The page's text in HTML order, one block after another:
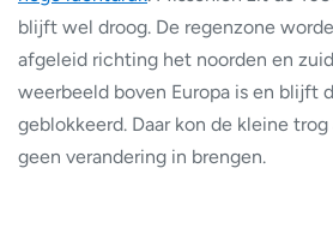
blijft wel droog. De regenzone
afgeleid richting het noorden en
weerbeeld boven Europa is en blijft
geblokkeerd. Daar kon de kleine
geen verandering in brengen.